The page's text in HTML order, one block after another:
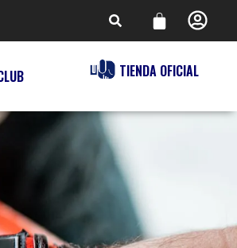
TIENDA OFICIAL